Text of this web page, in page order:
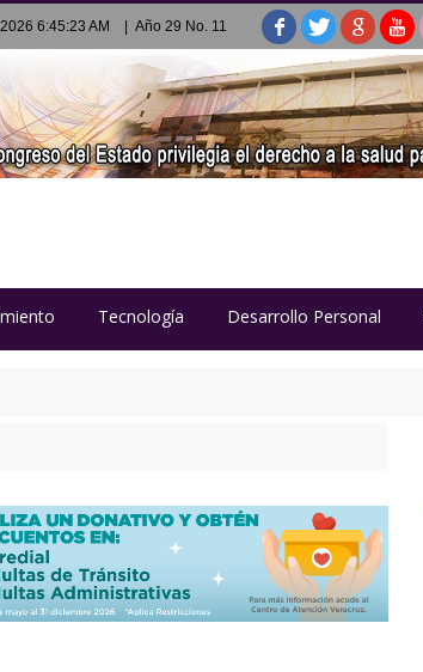
6:45:23 AM | Año 29 No. 11
Tecnología Desarrollo Personal
fortalecer su formación tecnológica